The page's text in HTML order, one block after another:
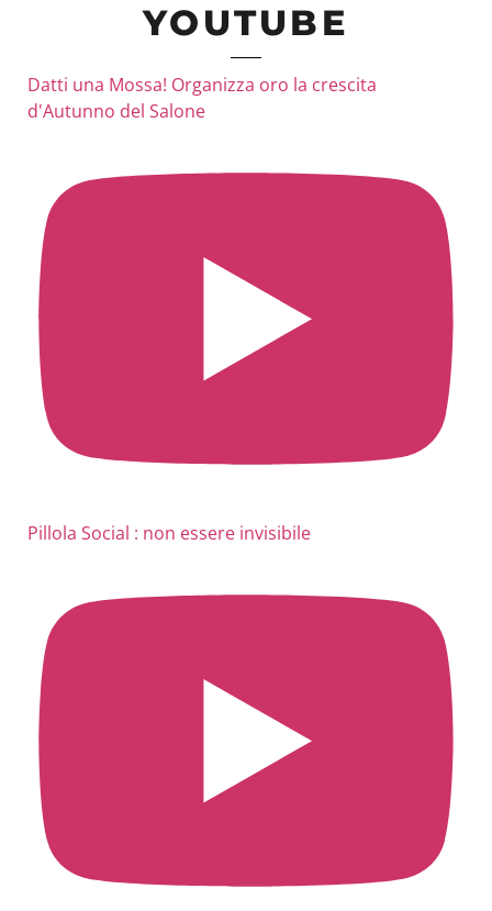
YOUTUBE
Datti una Mossa! Organizza oro la crescita
d'Autunno del Salone
Pillola Social : non essere invisibile